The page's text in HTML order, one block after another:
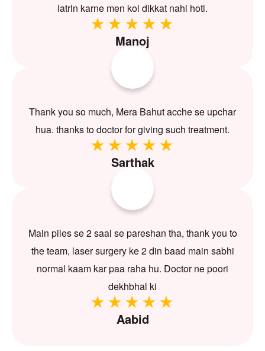
latrin karne men koi dikkat nahi hoti.
Manoj
Thank you so much, Mera Bahut acche se upchar
hua. thanks to doctor for giving such treatment.
Sarthak
Main piles se 2 saal se pareshan tha, thank you to
the team, laser surgery ke 2 din baad main sabhi
normal kaam kar paa raha hu. Doctor ne poori
dekhbhal ki
Aabid